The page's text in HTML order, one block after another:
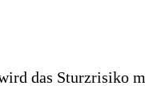
das Sturzrisiko